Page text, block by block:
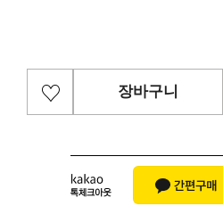
장바구니